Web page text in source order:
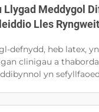
Llygad Meddygol
Lles
defnydd, heb latex,
clinigau a
yn